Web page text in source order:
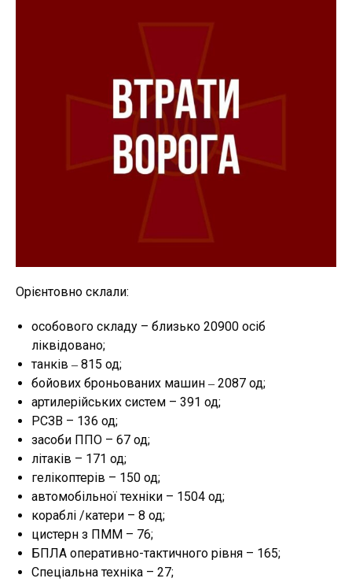
Орієнтовно склали:
особового складу – близько 20900 осіб
ліквідовано;
танків ‒ 815 од;
бойових броньованих машин ‒ 2087 од;
артилерійських систем – 391 од;
РСЗВ – 136 од;
засоби ППО – 67 од;
літаків – 171 од;
гелікоптерів – 150 од;
автомобільної техніки – 1504 од;
кораблі /катери – 8 од;
цистерн з ПММ – 76;
БПЛА оперативно-тактичного рівня – 165;
Спеціальна техніка – 27;